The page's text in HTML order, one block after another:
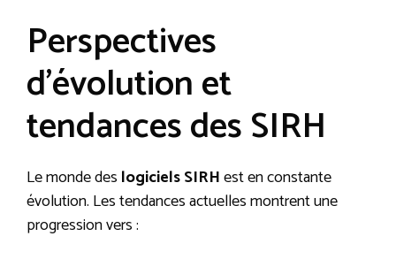
Perspectives
d’évolution et
tendances des SIRH
Le monde des logiciels SIRHest en constante
évolution. Les tendances actuelles montrent une
progression vers :